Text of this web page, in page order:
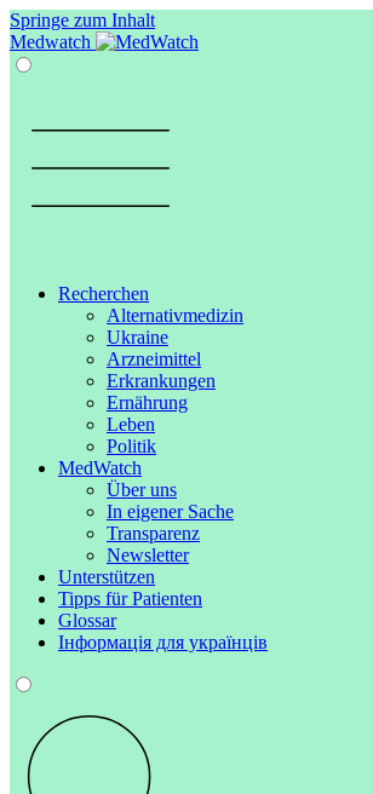
Springe zum Inhalt
Medwatch
Recherchen
Alternativmedizin
Ukraine
Arzneimittel
Erkrankungen
Ernährung
Leben
Politik
MedWatch
Über uns
In eigener Sache
Transparenz
Newsletter
Unterstützen
Tipps für Patienten
Glossar
Інформація для українців